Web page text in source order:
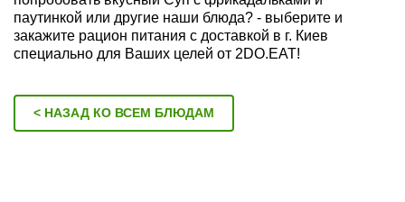
паутинкой или другие наши блюда? - выберите и
закажите рацион питания с доставкой в г. Киев
специально для Ваших целей от 2DO.EAT!
< НАЗАД КО ВСЕМ БЛЮДАМ